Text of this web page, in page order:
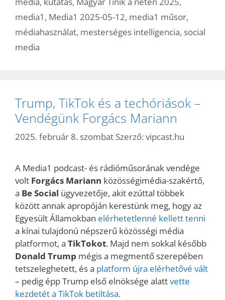
media1 , Media1 2025-05-12, media1 műsor,
médiahasználat, mesterséges intelligencia, social
media
Trump, TikTok és a techóriások –
Vendégünk Forgács Mariann
2025. február 8. szombat Szerző: vipcast.hu
A Media1 podcast- és rádióműsorának vendége
volt Forgács Mariann közösségimédia-szakértő,
a Be Social ügyvezetője, akit ezúttal többek
között annak apropóján kerestünk meg, hogy az
Egyesült Államokban elérhetetlenné kellett tenni
a kínai tulajdonú népszerű közösségi média
platformot, a TikTokot. Majd nem sokkal később
Donald Trump mégis a megmentő szerepében
tetszeleghetett, és a platform újra elérhetővé vált
– pedig épp Trump első elnöksége alattvette
kezdetét a TikTok betiltása.